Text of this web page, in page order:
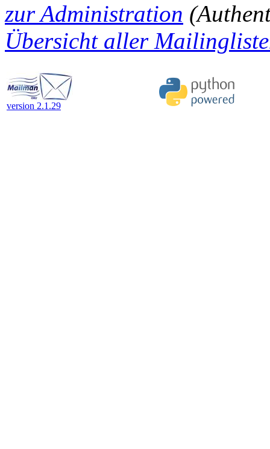
zur Administration
Übersicht aller
version 2.1.29